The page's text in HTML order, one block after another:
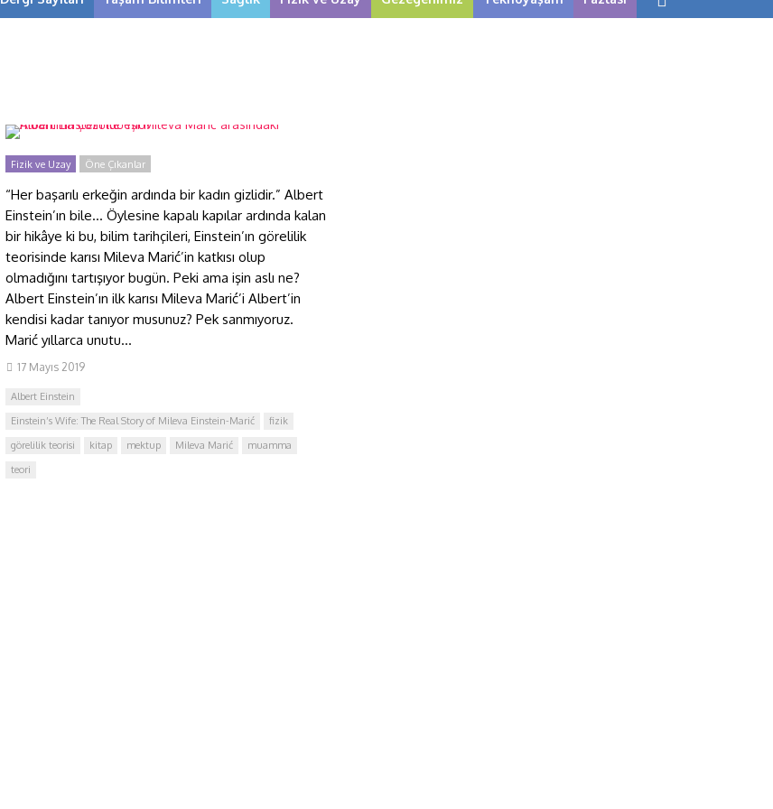
Fizik ve Uzay Öne Çıkanlar
“Her başarılı erkeğin ardında bir kadın gizlidir.” Albert
Einstein’ın bile… Öylesine kapalı kapılar ardında kalan
bir hikâye ki bu, bilim tarihçileri, Einstein’ın görelilik
teorisinde karısı Mileva Marić’in katkısı olup
olmadığını tartışıyor bugün. Peki ama işin aslı ne?
Albert Einstein’ın ilk karısı Mileva Marić’i Albert’in
kendisi kadar tanıyor musunuz? Pek sanmıyoruz.
Marić yıllarca unutu...
17 Mayıs 2019
Albert Einstein
Einstein’s Wife: The Real Story of Mileva Einstein-Marić
fizik
görelilik teorisi
kitap mektup Mileva Marić
muamma
teori